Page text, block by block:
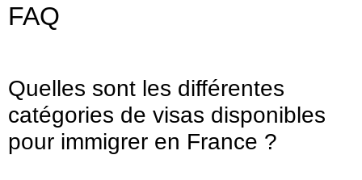
FAQ
Quelles sont les différentes
catégories de visas disponibles
pour immigrer en France ?